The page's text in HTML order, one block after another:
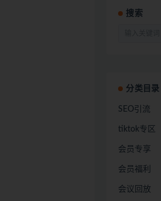
搜索
分类目录
SEO引流
tiktok专区
会员专享
会员福利
会议回放